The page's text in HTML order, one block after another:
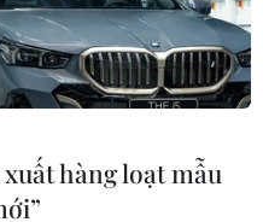
hàng loạt mẫu